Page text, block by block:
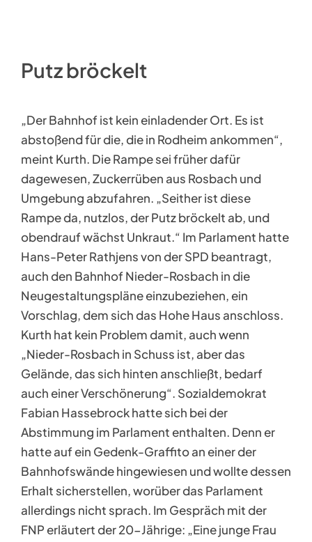
Putz bröckelt
„Der Bahnhof ist kein einladender Ort. Es ist
abstoßend für die, die in Rodheim ankommen“,
meint Kurth. Die Rampe sei früher dafür
dagewesen, Zuckerrüben aus Rosbach und
Umgebung abzufahren. „Seither ist diese
Rampe da, nutzlos, der Putz bröckelt ab, und
obendrauf wächst Unkraut.“ Im Parlament hatte
Hans-Peter Rathjens von der SPD beantragt,
auch den Bahnhof Nieder-Rosbach in die
Neugestaltungspläne einzubeziehen, ein
Vorschlag, dem sich das Hohe Haus anschloss.
Kurth hat kein Problem damit, auch wenn
„Nieder-Rosbach in Schuss ist, aber das
Gelände, das sich hinten anschließt, bedarf
auch einer Verschönerung“. Sozialdemokrat
Fabian Hassebrock hatte sich bei der
Abstimmung im Parlament enthalten. Denn er
hatte auf ein Gedenk-Graffito an einer der
Bahnhofswände hingewiesen und wollte dessen
Erhalt sicherstellen, worüber das Parlament
allerdings nicht sprach. Im Gespräch mit der
FNP erläutert der 20-Jährige: „Eine junge Frau